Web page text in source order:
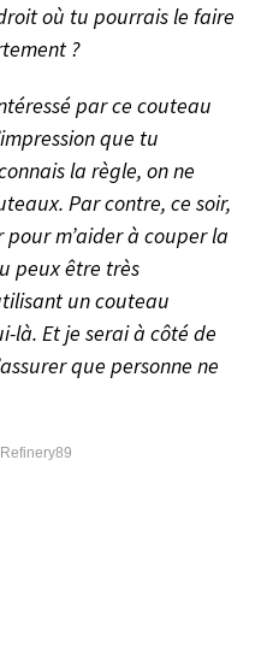
où tu pourrais le faire
?
par ce couteau
que tu
la règle, on ne
Par contre, ce soir,
pour m’aider à couper la
peux être très
un couteau
là. Et je serai à côté de
que personne ne